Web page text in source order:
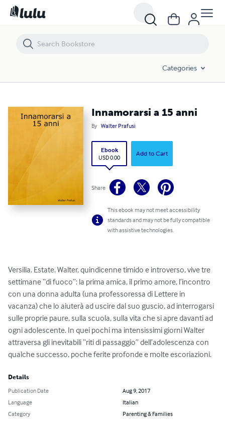
Categories
Innamorarsi a 15 anni
By Walter Prafusi
Ebook
USD 0.00
Add to Cart
Share
This ebook may not meet accessibility
standards and may not be fully compatible
with assistive technologies.
Versilia. Estate. Walter, quindicenne timido e introverso, vive tre
settimane “di fuoco”: la prima amica, il primo amore, l’incontro
con una donna adulta (una professoressa di Lettere in
vacanza) che lo aiuterà ad uscire dal suo guscio, ad interrogarsi
sulle proprie paure, sulla scuola, sulla vita che si apre davanti ad
ogni adolescente. In quei pochi ma intensissimi giorni Walter
attraversa gli inevitabili “riti di passaggio” dell’adolescenza con
qualche successo, poche ferite profonde e molte escoriazioni.
Details
Publication Date
Aug 9, 2017
Language
Italian
Category
Parenting & Families
Innamorarsi a 15 anni